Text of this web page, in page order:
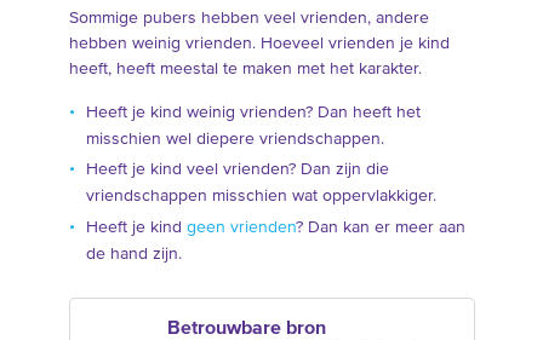
Sommige pubers hebben veel vrienden, andere
hebben weinig vrienden. Hoeveel vrienden je kind
heeft, heeft meestal te maken met het karakter.
Heeft je kind weinig vrienden? Dan heeft het
misschien wel diepere vriendschappen.
Heeft je kind veel vrienden? Dan zijn die
vriendschappen misschien wat oppervlakkiger.
Heeft je kind geen vrienden? Dan kan er meer aan
de hand zijn.
Betrouwbare bron